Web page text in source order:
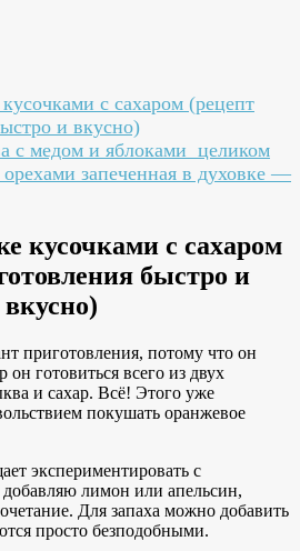
с сахаром (рецепт
и вкусно)
с медом и яблоками целиком
запеченная в духовке —
кусочками с сахаром
быстро и
вкусно)
приготовления, потому что он
готовиться всего из двух
и сахар. Всё! Этого уже
покушать оранжевое
экспериментировать с
лимон или апельсин,
Для запаха можно добавить
просто безподобными.